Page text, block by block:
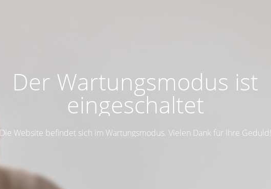
Der Wartungsmodus ist
eingeschaltet
Die Website befindet sich im Wartungsmodus. Vielen Dank für Ihre Geduld!